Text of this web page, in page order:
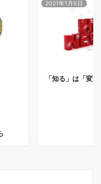
2021年1月5日
「知る」は「変